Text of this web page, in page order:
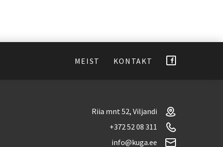
MEIST KONTAKT
Riia mnt 52, Viljandi
+372 52 08 311
info@kuga.ee